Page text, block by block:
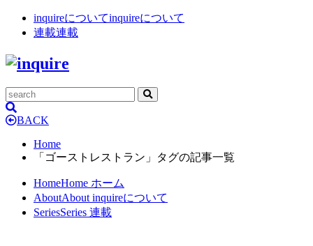
inquireについてinquireについて
連載連載
BACK
Home
「ゴーストレストラン」タグの記事一覧
HomeHome ホーム
AboutAbout inquireについて
SeriesSeries 連載